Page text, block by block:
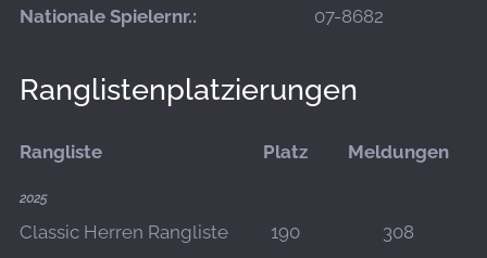
Nationale Spielernr.:
07-8682
Ranglistenplatzierungen
Rangliste Platz Meldungen
2025
Classic Herren Rangliste 190 308